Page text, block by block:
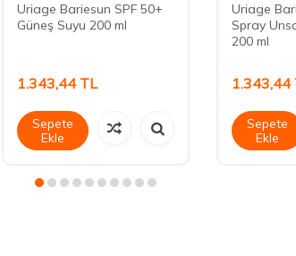
Uriage Bariesun SPF 50+
Güneş Suyu 200 ml
1.343,44TL
Sepete
Ekle
Uriage
Spray
200 ml
1.343,44
Sepete
Ekle